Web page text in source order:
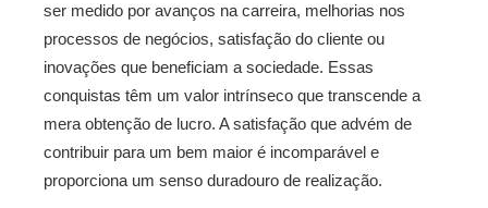
ser medido por avanços na carreira, melhorias nos
processos de negócios, satisfação do cliente ou
inovações que beneficiam a sociedade. Essas
conquistas têm um valor intrínseco que transcende a
mera obtenção de lucro. A satisfação que advém de
contribuir para um bem maior é incomparável e
proporciona um senso duradouro de realização.